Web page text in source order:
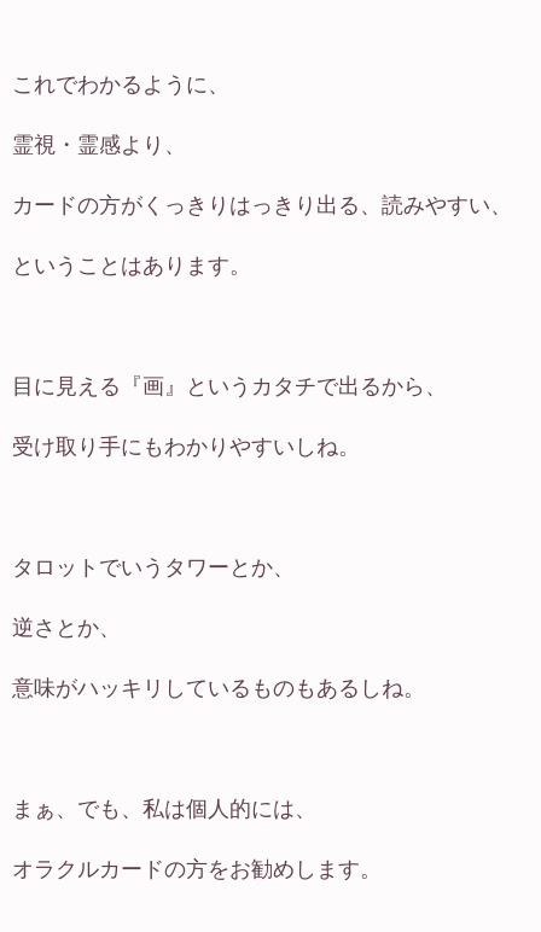
これでわかるように、
霊視・霊感より、
カードの方がくっきりはっきり出る、読みやすい、
ということはあります。
目に見える『画』というカタチで出るから、
受け取り手にもわかりやすいしね。
タロットでいうタワーとか、
逆さとか、
意味がハッキリしているものもあるしね。
まぁ、でも、私は個人的には、
オラクルカードの方をお勧めします。